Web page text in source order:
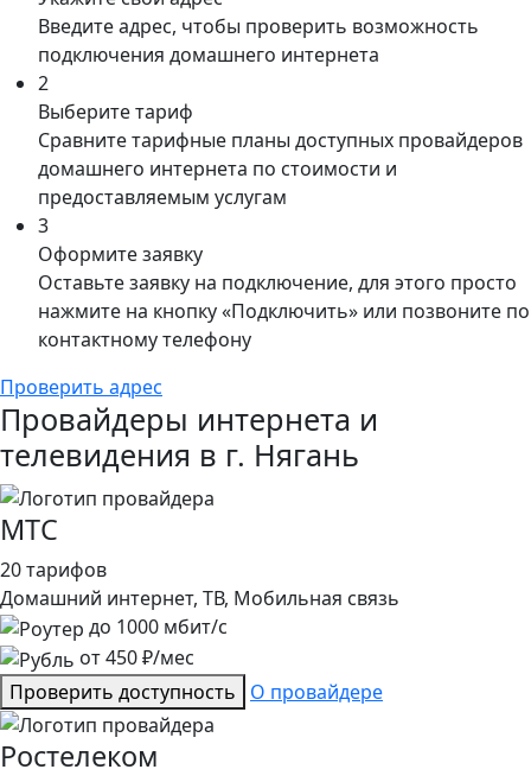
Введите адрес, чтобы проверить возможность
подключения домашнего интернета
2
Выберите тариф
Сравните тарифные планы доступных провайдеров
домашнего интернета по стоимости и
предоставляемым услугам
3
Оформите заявку
Оставьте заявку на подключение, для этого просто
нажмите на кнопку «Подключить» или позвоните по
контактному телефону
Проверить адрес
Провайдеры интернета и
телевидения в г. Нягань
МТС
20 тарифов
Домашний интернет, ТВ, Мобильная связь
до 1000 мбит/с
от450₽/мес
Проверить доступность
О провайдере
Ростелеком